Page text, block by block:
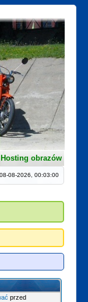
Hosting obrazów
08-2026, 00:03:00
przed